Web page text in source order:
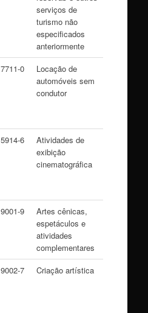
serviços de
turismo não
especificados
anteriormente
7711-0
Locação de
automóveis sem
condutor
5914-6
Atividades de
exibição
cinematográfica
9001-9
Artes cênicas,
espetáculos e
atividades
complementares
9002-7 Criação artística